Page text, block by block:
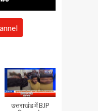
उत्तराखंड में BJP